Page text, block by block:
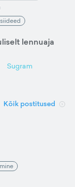
lennuaja
Sugram
Kõik postitused